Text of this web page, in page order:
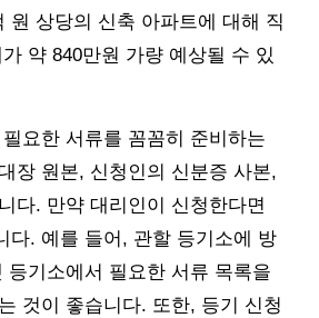
원 상당의 신축 아파트에 대해 직
약 840만원 가량 예상될 수 있
요한 서류를 꼼꼼히 준비하는
장 원본, 신청인의 신분증 사본,
다. 만약 대리인이 신청한다면
다. 예를 들어, 관할 등기소에 방
등기소에서 필요한 서류 목록을
것이 좋습니다. 또한, 등기 신청